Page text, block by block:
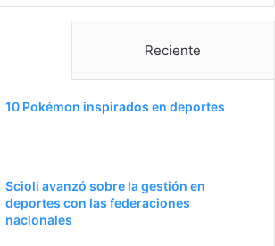
Reciente
10 Pokémon inspirados en deportes
Scioli avanzó sobre la gestión en
deportes con las federaciones
nacionales